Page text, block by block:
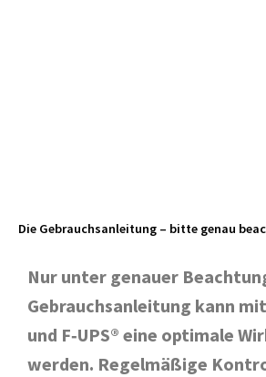
Die Gebrauchs­an­lei­tung – bit­te genau
Nur unter genau­er
Gebrauchs­an­lei­tung kann mit
und F‑UPS® eine opti­ma­le
wer­den. Regel­mä­ßi­ge